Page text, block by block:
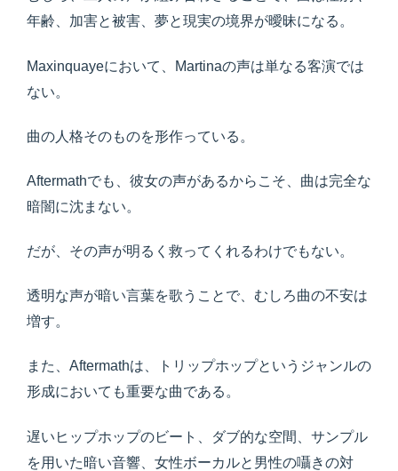
年齢、加害と被害、夢と現実の境界が曖昧になる。
Maxinquayeにおいて、Martinaの声は単なる客演では
ない。
曲の人格そのものを形作っている。
Aftermathでも、彼女の声があるからこそ、曲は完全な
暗闇に沈まない。
だが、その声が明るく救ってくれるわけでもない。
透明な声が暗い言葉を歌うことで、むしろ曲の不安は
増す。
また、Aftermathは、トリップホップというジャンルの
形成においても重要な曲である。
遅いヒップホップのビート、ダブ的な空間、サンプル
を用いた暗い音響、女性ボーカルと男性の囁きの対